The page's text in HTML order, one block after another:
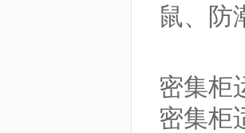
鼠、防
密集柜
密集柜